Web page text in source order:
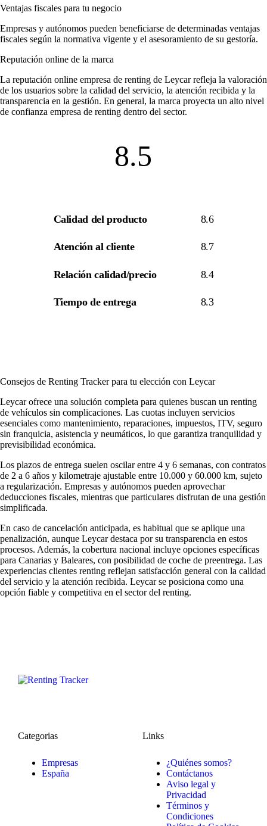
Ventajas fiscales para tu negocio
Empresas y autónomos pueden beneficiarse de determinadas ventajas
fiscales según la normativa vigente y el asesoramiento de su gestoría.
Reputación online de la marca
La reputación online empresa de renting de Leycar refleja la valoración
de los usuarios sobre la calidad del servicio, la atención recibida y la
transparencia en la gestión. En general, la marca proyecta un alto nivel
de confianza empresa de renting dentro del sector.
8.5
Calidad del producto 8.6
Atención al cliente 8.7
Relación calidad/precio 8.4
Tiempo de entrega 8.3
Consejos de Renting Tracker para tu elección con Leycar
Leycar ofrece una solución completa para quienes buscan un renting
de vehículos sin complicaciones. Las cuotas incluyen servicios
esenciales como mantenimiento, reparaciones, impuestos, ITV, seguro
sin franquicia, asistencia y neumáticos, lo que garantiza tranquilidad y
previsibilidad económica.
Los plazos de entrega suelen oscilar entre 4 y 6 semanas, con contratos
de 2 a 6 años y kilometraje ajustable entre 10.000 y 60.000 km, sujeto
a regularización. Empresas y autónomos pueden aprovechar
deducciones fiscales, mientras que particulares disfrutan de una gestión
simplificada.
En caso de cancelación anticipada, es habitual que se aplique una
penalización, aunque Leycar destaca por su transparencia en estos
procesos. Además, la cobertura nacional incluye opciones específicas
para Canarias y Baleares, con posibilidad de coche de preentrega. Las
experiencias clientes renting reflejan satisfacción general con la calidad
del servicio y la atención recibida. Leycar se posiciona como una
opción fiable y competitiva en el sector del renting.
Categorias
Empresas
España
Links
¿Quiénes somos?
Contáctanos
Aviso legal y
Privacidad
Términos y
Condiciones